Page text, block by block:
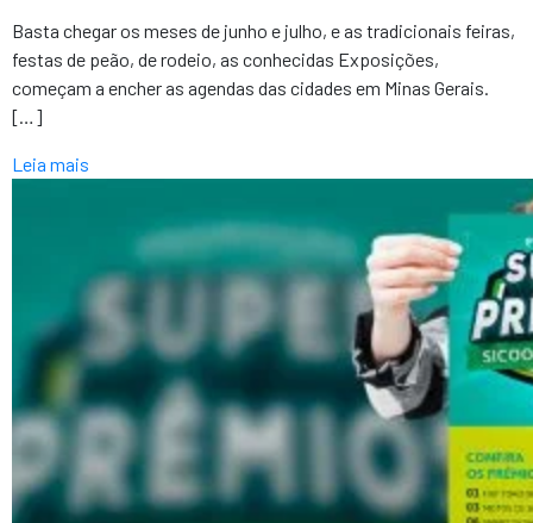
Basta chegar os meses de junho e julho, e as tradicionais feiras,
festas de peão, de rodeio, as conhecidas Exposições,
começam a encher as agendas das cidades em Minas Gerais.
[…]
Leia mais